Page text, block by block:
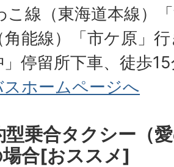
こ線（東海道本線）
能線）「市ケ原」
停留所下車、徒歩
スホームページへ
型乗合タクシー（
合[おススメ]